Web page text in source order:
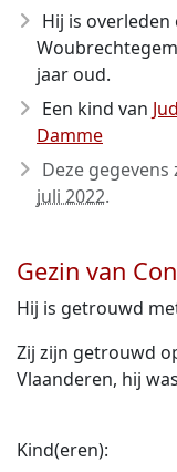
Hij is overleden
jaar oud.
Een kind van
Damme
Deze
juli 2022.
Gezin van
Hij is getrouwd
Zij zijn getrouwd
Vlaanderen, hij
Kind(eren):